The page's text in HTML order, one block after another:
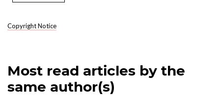
Copyright Notice
Most read articles by the
same author(s)